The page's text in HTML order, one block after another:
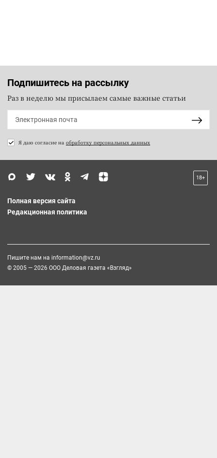
Подпишитесь на рассылку
Раз в неделю мы присылаем самые важные статьи
Я даю согласие на обработку персональных данных
18+
Полная версия сайта
Редакционная политика
Пишите нам на information@vz.ru
© 2005 — 2026 ООО Деловая газета «Взгляд»